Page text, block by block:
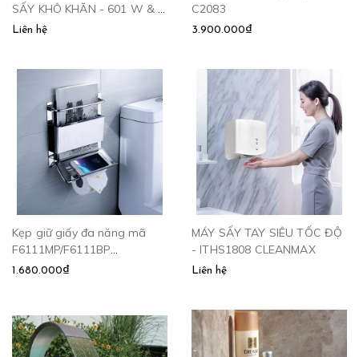
SẤY KHÔ KHĂN - 601 W & B
CLEANMAX
Liên hệ
C2083
3.900.000₫
Kẹp giữ giấy đa năng mã
F6111MP/F6111BP
CLEANMAX
1.680.000₫
MÁY SẤY TAY SIÊU TỐC ĐỘ
- ITHS1808 CLEANMAX
Liên hệ